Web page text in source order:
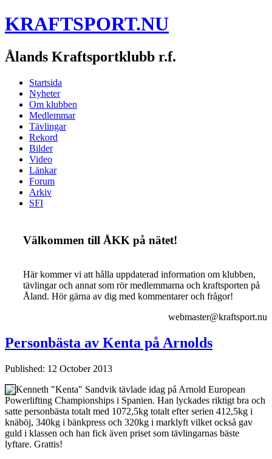
KRAFTSPORT.NU
Ålands Kraftsportklubb r.f.
Startsida
Nyheter
Om klubben
Medlemmar
Tävlingar
Rekord
Bilder
Video
Länkar
Forum
Arkiv
SFI
Välkommen till ÅKK på nätet!
Här kommer vi att hålla uppdaterad information om klubben,
tävlingar och annat som rör medlemmarna och kraftsporten på
Åland. Hör gärna av dig med kommentarer och frågor!
webmaster@kraftsport.nu
Personbästa av Kenta på Arnolds
Published: 12 October 2013
Kenneth "Kenta" Sandvik tävlade idag på Arnold European
Powerlifting Championships i Spanien. Han lyckades riktigt bra och
satte personbästa totalt med 1072,5kg totalt efter serien 412,5kg i
knäböj, 340kg i bänkpress och 320kg i marklyft vilket också gav
guld i klassen och han fick även priset som tävlingarnas bäste
lyftare. Grattis!